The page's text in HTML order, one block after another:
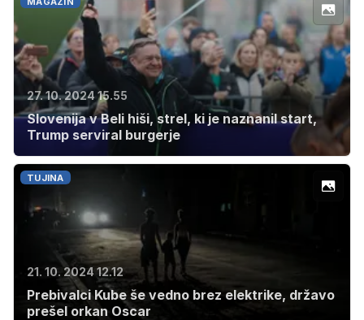
27. 10. 2024 15.55
Slovenija v Beli hiši, strel, ki je naznanil start,
Trump serviral burgerje
TUJINA
21. 10. 2024 12.12
Prebivalci Kube še vedno brez elektrike, državo
prešel orkan Oscar